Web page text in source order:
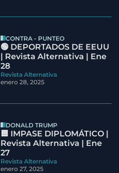
CONTRA - PUNTEO
🟢 DEPORTADOS DE EEUU
| Revista Alternativa | Ene
28
Revista Alternativa
enero 28, 2025
DONALD TRUMP
🟦 IMPASE DIPLOMÁTICO |
Revista Alternativa | Ene
27
Revista Alternativa
enero 27, 2025